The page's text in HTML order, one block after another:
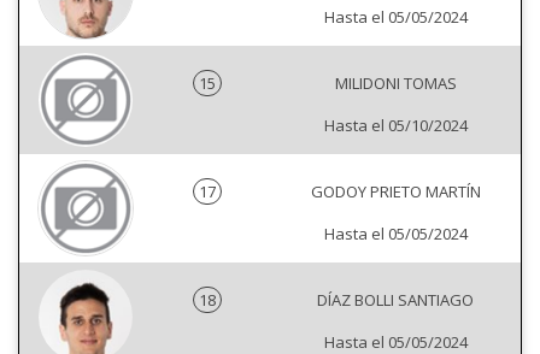
Hasta el 05/05/2024
15
MILIDONI TOMAS
Hasta el 05/10/2024
17
GODOY PRIETO MARTÍN
Hasta el 05/05/2024
18
DÍAZ BOLLI SANTIAGO
Hasta el 05/05/2024